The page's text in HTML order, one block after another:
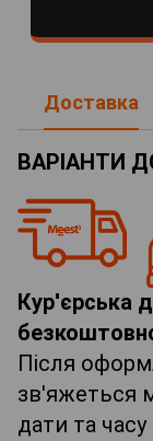
Доставка
ВАРІАНТИ
Кур'єрська
Після
зв'яжеться
дати та